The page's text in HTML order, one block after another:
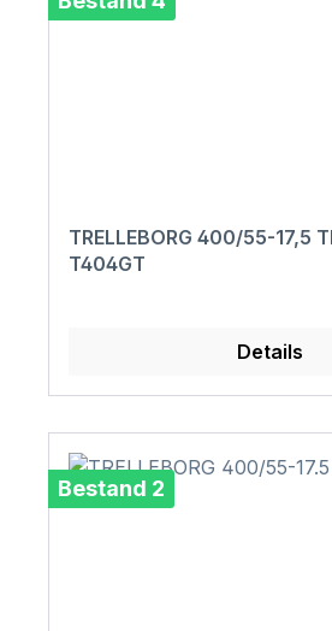
TRELLEBORG 400/55-17,5
T404GT
Details
Bestand 2